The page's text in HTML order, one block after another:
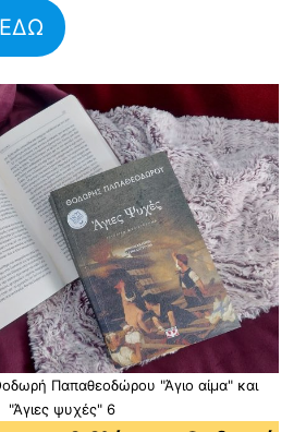
Παπαθεοδώρου "Άγιο αίμα" και
"Άγιες ψυχές" 6